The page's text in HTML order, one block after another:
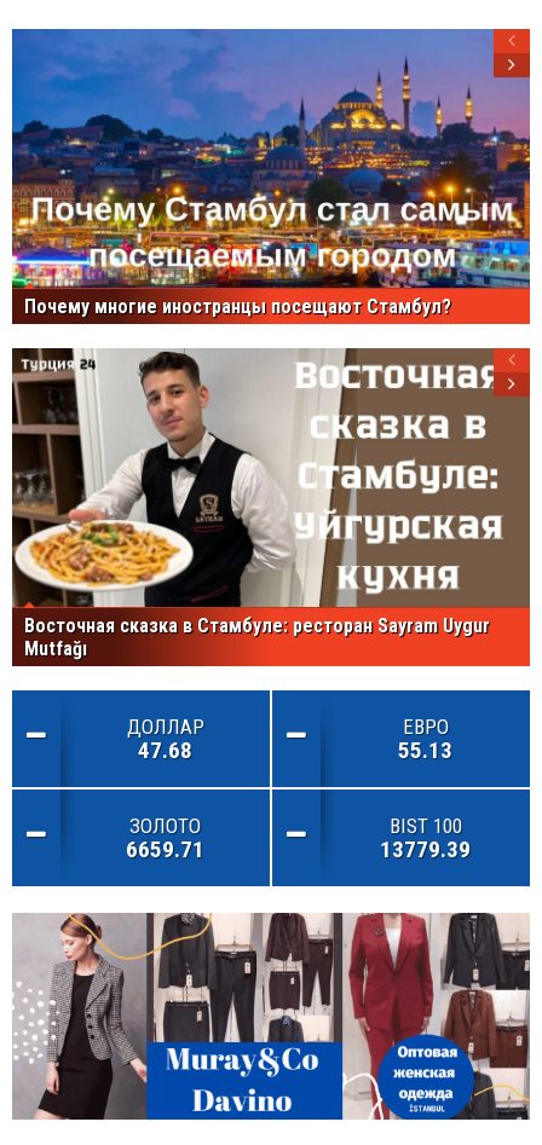
Почему многие иностранцы посещают Стамбул?
Восточная сказка в Стамбуле: ресторан Sayram Uygur
Mutfağı
ДОЛЛАР
47.68
ЕВРО
55.13
ЗОЛОТО
6659.71
BIST 100
13779.39